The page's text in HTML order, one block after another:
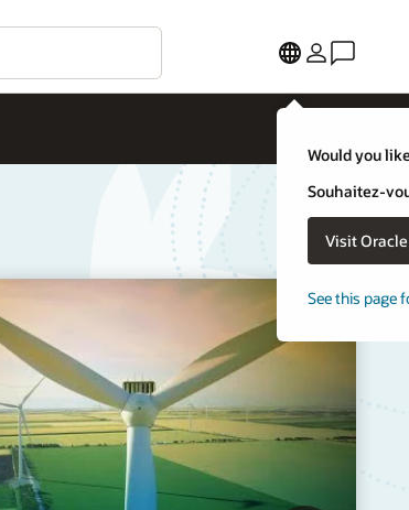
Would you
Souhaitez-
Visit
See this page